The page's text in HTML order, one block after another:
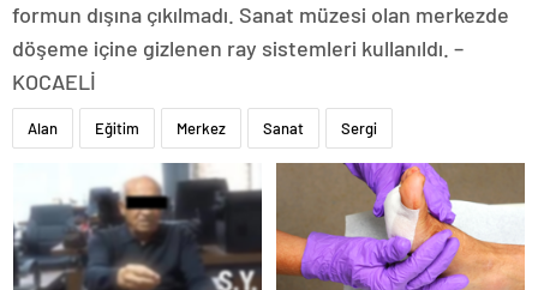
formun dışına çıkılmadı. Sanat müzesi olan merkezde
döşeme içine gizlenen ray sistemleri kullanıldı. –
KOCAELİ
Alan Eğitim Merkez Sanat Sergi